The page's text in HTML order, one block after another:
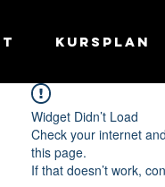
Kursplan
Widget Didn’t Load
Check your internet
this page.
If that doesn’t work,